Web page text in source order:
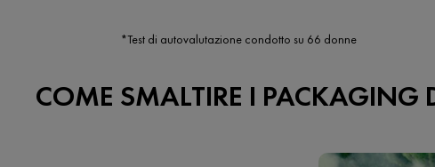
*Test di autovalutazione condotto su 66 donne
COME SMALTIRE I PACKAGING